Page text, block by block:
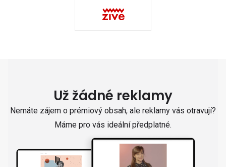
Už žádné reklamy
Nemáte zájem o prémiový obsah, ale reklamy vás otravují?
Máme pro vás ideální předplatné.